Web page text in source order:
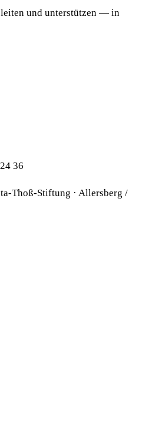
und unterstützen — in
36
Thoß-Stiftung · Allersberg /